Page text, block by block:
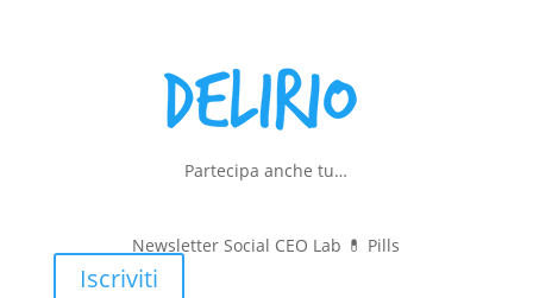
Partecipa anche tu…
Newsletter Social CEO Lab 💊 Pills
Iscriviti